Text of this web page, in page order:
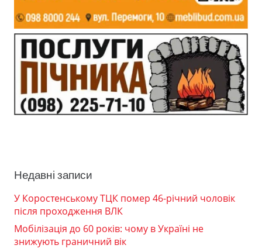
Недавні записи
У Коростенському ТЦК помер 46-річний чоловік
після проходження ВЛК
Мобілізація до 60 років: чому в Україні не
знижують граничний вік